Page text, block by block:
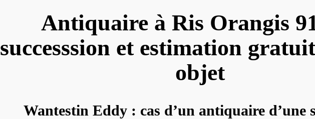
Antiquaire à Ris Orangis
successsion et estimation
objet
Wantestin Eddy : cas d’un antiquaire d’une